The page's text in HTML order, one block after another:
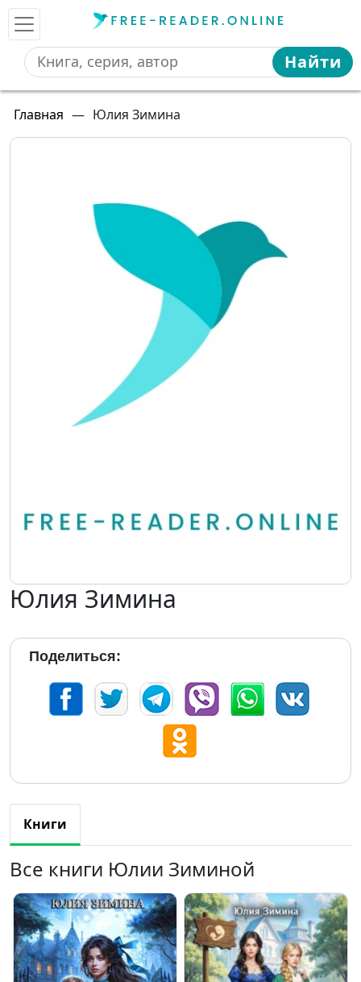
Найти
Главная — Юлия Зимина
Юлия Зимина
Поделиться:
Книги
Все книги Юлии Зиминой